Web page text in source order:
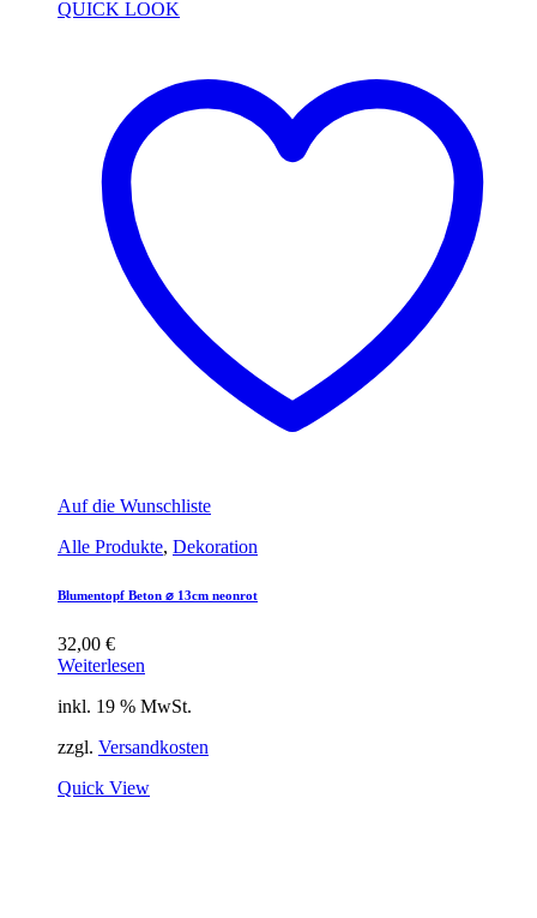
QUICK LOOK
Auf die Wunschliste
Alle Produkte, Dekoration
Blumentopf Beton ⌀ 13cm neonrot
32,00 €
Weiterlesen
inkl. 19 % MwSt.
zzgl. Versandkosten
Quick View